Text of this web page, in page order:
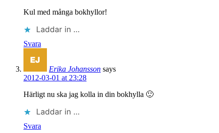
Kul med många bokhyllor!
Laddar in …
Svara
Erika Johansson says
2012-03-01 at 23:28
Härligt nu ska jag kolla in din bokhylla 🙂
Laddar in …
Svara